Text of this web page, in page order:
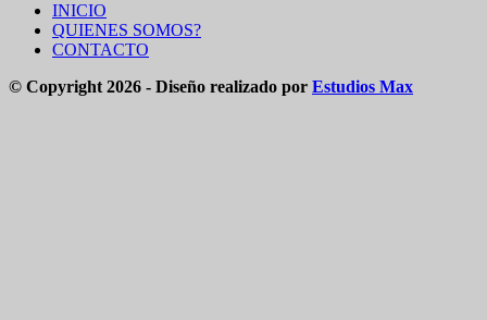
INICIO
QUIENES SOMOS?
CONTACTO
© Copyright 2026 - Diseño realizado por Estudios Max